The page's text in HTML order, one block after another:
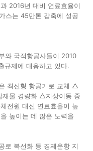
2016년 대비 연료효율이
스는 45만톤 감축에 성공
와 국적항공사들이 2010
규제에 대응하고 있다.
최신형 항공기로 교체 △
물 경량화 △지상이동 중
전원 대신 연료효율이 높
높이는 데 많은 노력을
로 복선화 등 경제운항 지